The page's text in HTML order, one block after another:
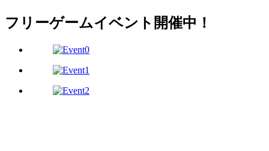
フリーゲームイベント開催中！